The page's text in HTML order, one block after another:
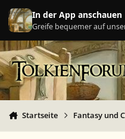
Zu Inhalt springen
In der App anschauen
Greife bequemer auf
Startseite Fantasy und